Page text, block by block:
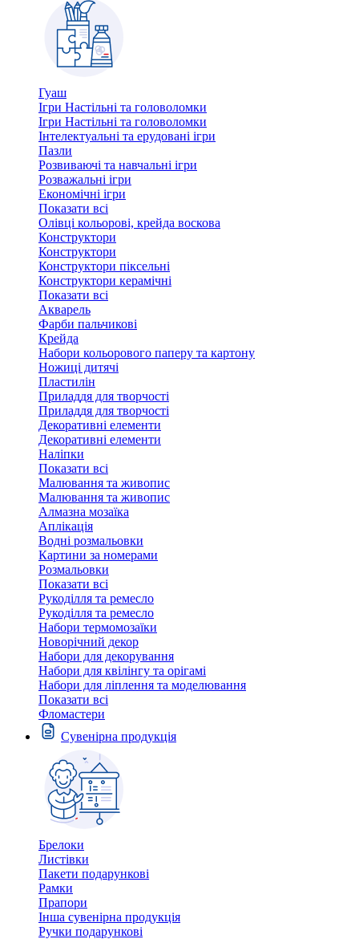
Гуаш
Ігри Настільні та головоломки
Ігри Настільні та головоломки
Інтелектуальні та ерудовані ігри
Пазли
Розвиваючі та навчальні ігри
Розважальні ігри
Економічні ігри
Показати всі
Олівці кольорові, крейда воскова
Конструктори
Конструктори
Конструктори піксельні
Конструктори керамічні
Показати всі
Акварель
Фарби пальчикові
Крейда
Набори кольорового паперу та картону
Ножиці дитячі
Пластилін
Приладдя для творчості
Приладдя для творчості
Декоративні елементи
Декоративні елементи
Налiпки
Показати всі
Малювання та живопис
Малювання та живопис
Алмазна мозаїка
Аплікація
Водні розмальовки
Картини за номерами
Розмальовки
Показати всі
Рукоділля та ремесло
Рукоділля та ремесло
Набори термомозаїки
Новорічний декор
Набори для декорування
Набори для квілінгу та орігамі
Набори для ліплення та моделювання
Показати всі
Фломастери
Сувенірна продукція
Брелоки
Листівки
Пакети подарункові
Рамки
Прапори
Інша сувенірна продукція
Ручки подарункові